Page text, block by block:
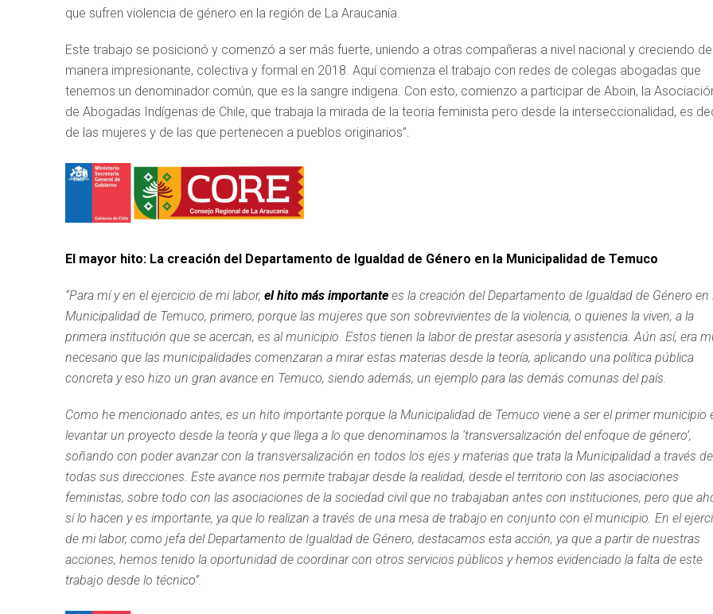
que sufren violencia de género en la región de La Araucanía.
Este trabajo se posicionó y comenzó a ser más fuerte, uniendo a otras compañeras a nivel nacional y creciendo de
manera impresionante, colectiva y formal en 2018. Aquí comienza el trabajo con redes de colegas abogadas que
tenemos un denominador común, que es la sangre indigena. Con esto, comienzo a participar de Aboin, la
de Abogadas Indígenas de Chile, que trabaja la mirada de la teoria feminista pero desde la interseccionalidad, es
de las mujeres y de las que pertenecen a pueblos originarios”.
El mayor hito: La creación del Departamento de Igualdad de Género en la Municipalidad de Temuco
“Para mí y en el ejercicio de mi labor, el hito más importante es la creación del Departamento de Igualdad de Género en
Municipalidad de Temuco, primero, porque las mujeres que son sobrevivientes de la violencia, o quienes la viven, a la
primera institución que se acercan, es al municipio. Estos tienen la labor de prestar asesoría y asistencia. Aún así, era
necesario que las municipalidades comenzaran a mirar estas materias desde la teoría, aplicando una política pública
concreta y eso hizo un gran avance en Temuco, siendo además, un ejemplo para las demás comunas del país.
Como he mencionado antes, es un hito importante porque la Municipalidad de Temuco viene a ser el primer municipio
levantar un proyecto desde la teoría y que llega a lo que denominamos la ‘transversalización del enfoque de género’,
soñando con poder avanzar con la transversalización en todos los ejes y materias que trata la Municipalidad a través de
todas sus direcciones. Este avance nos permite trabajar desde la realidad, desde el territorio con las asociaciones
feministas, sobre todo con las asociaciones de la sociedad civil que no trabajaban antes con instituciones, pero que
sí lo hacen y es importante, ya que lo realizan a través de una mesa de trabajo en conjunto con el municipio. En el
de mi labor, como jefa del Departamento de Igualdad de Género, destacamos esta acción, ya que a partir de nuestras
acciones, hemos tenido la oportunidad de coordinar con otros servicios públicos y hemos evidenciado la falta de este
trabajo desde lo técnico”.